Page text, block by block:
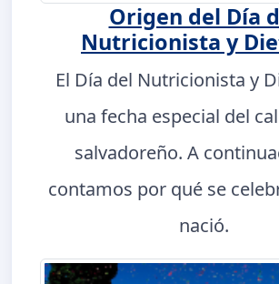
Origen del Día
Nutricionista y
El Día del Nutricionista y
una fecha especial del
salvadoreño. A
contamos por qué se
nació.